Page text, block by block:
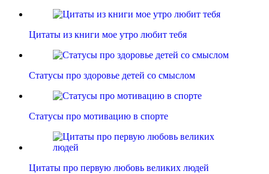
Цитаты из книги мое утро любит тебя
Статусы про здоровье детей со смыслом
Статусы про мотивацию в спорте
Цитаты про первую любовь великих людей